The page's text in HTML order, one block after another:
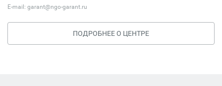
E-mail: garant@ngo-garant.ru
ПОДРОБНЕЕ О ЦЕНТРЕ